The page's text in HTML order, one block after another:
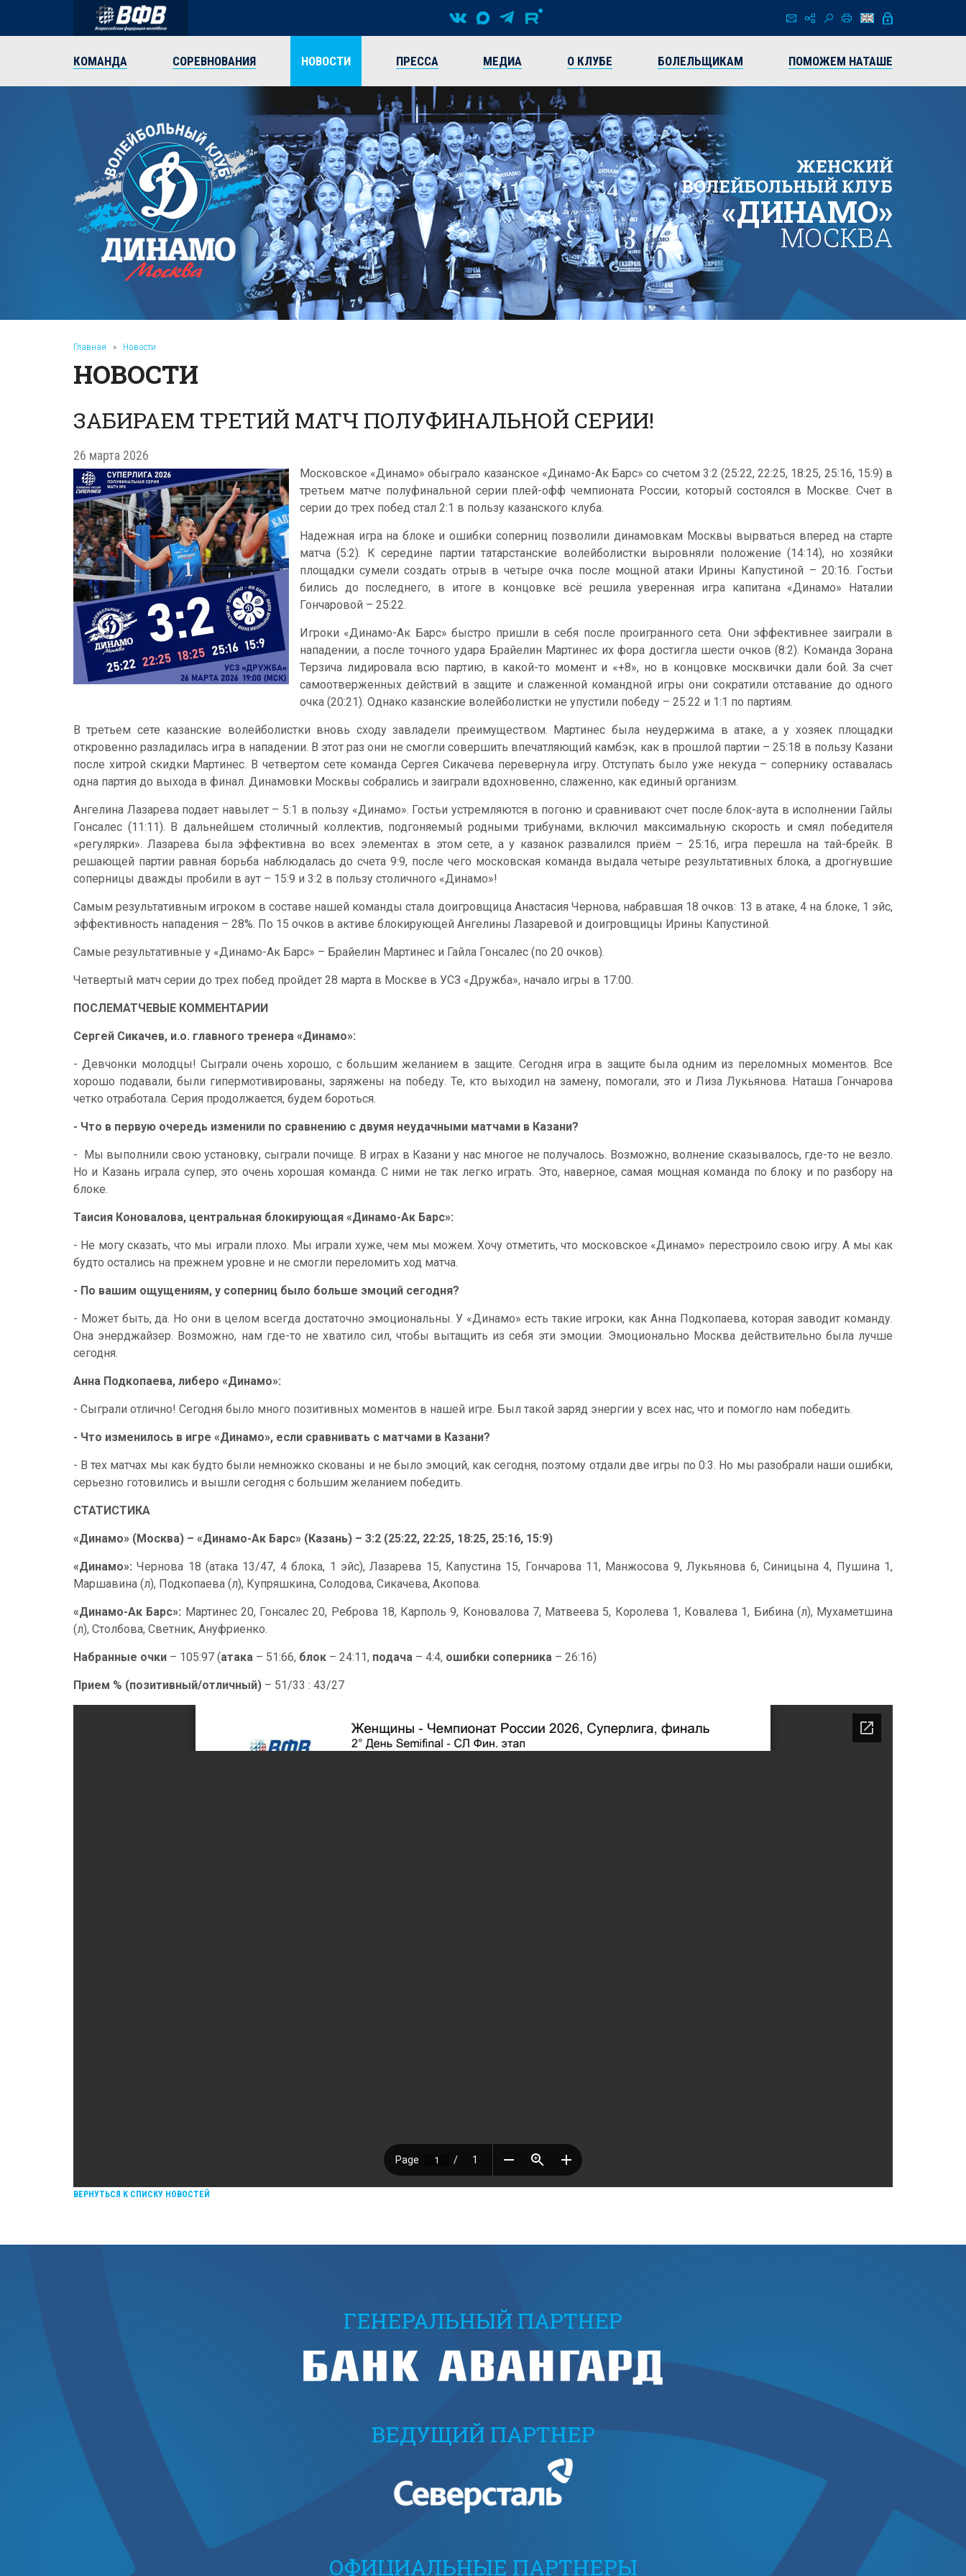
КОМАНДА СОРЕВНОВАНИЯ НОВОСТИ ПРЕССА МЕДИА О КЛУБЕ БОЛЕЛЬЩИКАМ ПОМОЖЕМ НАТАШЕ
ЖЕНСКИЙ
ВОЛЕЙБОЛЬНЫЙ КЛУБ
«ДИНАМО»
МОСКВА
Главная » Новости
НОВОСТИ
ЗАБИРАЕМ ТРЕТИЙ МАТЧ ПОЛУФИНАЛЬНОЙ СЕРИИ!
26 марта 2026
Московское «Динамо» обыграло казанское «Динамо-Ак Барс» со счетом 3:2 (25:22, 22:25, 18:25, 25:16, 15:9) в
третьем матче полуфинальной серии плей-офф чемпионата России, который состоялся в Москве. Счет в
серии до трех побед стал 2:1 в пользу казанского клуба.
Надежная игра на блоке и ошибки соперниц позволили динамовкам Москвы вырваться вперед на старте
матча (5:2). К середине партии татарстанские волейболистки выровняли положение (14:14), но хозяйки
площадки сумели создать отрыв в четыре очка после мощной атаки Ирины Капустиной – 20:16. Гостьи
бились до последнего, в итоге в концовке всё решила уверенная игра капитана «Динамо» Наталии
Гончаровой – 25:22.
Игроки «Динамо-Ак Барс» быстро пришли в себя после проигранного сета. Они эффективнее заиграли в
нападении, а после точного удара Брайелин Мартинес их фора достигла шести очков (8:2). Команда Зорана
Терзича лидировала всю партию, в какой-то момент и «+8», но в концовке москвички дали бой. За счет
самоотверженных действий в защите и слаженной командной игры они сократили отставание до одного
очка (20:21). Однако казанские волейболистки не упустили победу – 25:22 и 1:1 по партиям.
В третьем сете казанские волейболистки вновь сходу завладели преимуществом. Мартинес была неудержима в атаке, а у хозяек площадки
откровенно разладилась игра в нападении. В этот раз они не смогли совершить впечатляющий камбэк, как в прошлой партии – 25:18 в пользу Казани
после хитрой скидки Мартинес. В четвертом сете команда Сергея Сикачева перевернула игру. Отступать было уже некуда – сопернику оставалась
одна партия до выхода в финал. Динамовки Москвы собрались и заиграли вдохновенно, слаженно, как единый организм.
Ангелина Лазарева подает навылет – 5:1 в пользу «Динамо». Гостьи устремляются в погоню и сравнивают счет после блок-аута в исполнении Гайлы
Гонсалес (11:11). В дальнейшем столичный коллектив, подгоняемый родными трибунами, включил максимальную скорость и смял победителя
«регулярки». Лазарева была эффективна во всех элементах в этом сете, а у казанок развалился приём – 25:16, игра перешла на тай-брейк. В
решающей партии равная борьба наблюдалась до счета 9:9, после чего московская команда выдала четыре результативных блока, а дрогнувшие
соперницы дважды пробили в аут – 15:9 и 3:2 в пользу столичного «Динамо»!
Самым результативным игроком в составе нашей команды стала доигровщица Анастасия Чернова, набравшая 18 очков: 13 в атаке, 4 на блоке, 1 эйс,
эффективность нападения – 28%. По 15 очков в активе блокирующей Ангелины Лазаревой и доигровщицы Ирины Капустиной.
Самые результативные у «Динамо-Ак Барс» – Брайелин Мартинес и Гайла Гонсалес (по 20 очков).
Четвертый матч серии до трех побед пройдет 28 марта в Москве в УСЗ «Дружба», начало игры в 17:00.
ПОСЛЕМАТЧЕВЫЕ КОММЕНТАРИИ
Сергей Сикачев, и.о. главного тренера «Динамо»:
- Девчонки молодцы! Сыграли очень хорошо, с большим желанием в защите. Сегодня игра в защите была одним из переломных моментов. Все
хорошо подавали, были гипермотивированы, заряжены на победу. Те, кто выходил на замену, помогали, это и Лиза Лукьянова. Наташа Гончарова
четко отработала. Серия продолжается, будем бороться.
- Что в первую очередь изменили по сравнению с двумя неудачными матчами в Казани?
- Мы выполнили свою установку, сыграли почище. В играх в Казани у нас многое не получалось. Возможно, волнение сказывалось, где-то не везло.
Но и Казань играла супер, это очень хорошая команда. С ними не так легко играть. Это, наверное, самая мощная команда по блоку и по разбору на
блоке.
Таисия Коновалова, центральная блокирующая «Динамо-Ак Барс»:
- Не могу сказать, что мы играли плохо. Мы играли хуже, чем мы можем. Хочу отметить, что московское «Динамо» перестроило свою игру. А мы как
будто остались на прежнем уровне и не смогли переломить ход матча.
- По вашим ощущениям, у соперниц было больше эмоций сегодня?
- Может быть, да. Но они в целом всегда достаточно эмоциональны. У «Динамо» есть такие игроки, как Анна Подкопаева, которая заводит команду.
Она энерджайзер. Возможно, нам где-то не хватило сил, чтобы вытащить из себя эти эмоции. Эмоционально Москва действительно была лучше
сегодня.
Анна Подкопаева, либеро «Динамо»:
- Сыграли отлично! Сегодня было много позитивных моментов в нашей игре. Был такой заряд энергии у всех нас, что и помогло нам победить.
- Что изменилось в игре «Динамо», если сравнивать с матчами в Казани?
- В тех матчах мы как будто были немножко скованы и не было эмоций, как сегодня, поэтому отдали две игры по 0:3. Но мы разобрали наши ошибки,
серьезно готовились и вышли сегодня с большим желанием победить.
СТАТИСТИКА
«Динамо» (Москва) – «Динамо-Ак Барс» (Казань) – 3:2 (25:22, 22:25, 18:25, 25:16, 15:9)
«Динамо»: Чернова 18 (атака 13/47, 4 блока, 1 эйс), Лазарева 15, Капустина 15, Гончарова 11, Манжосова 9, Лукьянова 6, Синицына 4, Пушина 1,
Маршавина (л), Подкопаева (л), Купряшкина, Солодова, Сикачева, Акопова.
«Динамо-Ак Барс»: Мартинес 20, Гонсалес 20, Реброва 18, Карполь 9, Коновалова 7, Матвеева 5, Королева 1, Ковалева 1, Бибина (л), Мухаметшина
(л), Столбова, Светник, Ануфриенко.
Набранные очки – 105:97 (атака – 51:66, блок – 24:11, подача – 4:4, ошибки соперника – 26:16)
Прием % (позитивный/отличный) – 51/33 : 43/27
ВЕРНУТЬСЯ К СПИСКУ НОВОСТЕЙ
ГЕНЕРАЛЬНЫЙ ПАРТНЕР
ВЕДУЩИЙ ПАРТНЕР
ОФИЦИАЛЬНЫЕ ПАРТНЕРЫ